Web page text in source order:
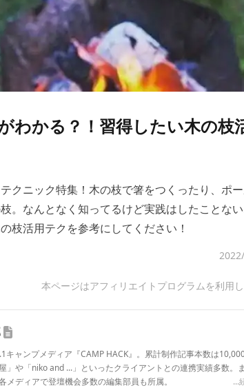
わかる？！習得したい木の枝
クニック特集！木の枝で箸をつくったり、ポ
。なんとなく知ってるけど実践はしたことな
枝活用テクを参考にしてください！
本ページはアフィリエイトプログラムを利用し
キャンプメディア『CAMP HACK』。累計制作記事本数は10,000
」や「niko and ...」といったクライアントとの連携実績多数。
メディアで登壇機会多数の編集部員も所属。
...